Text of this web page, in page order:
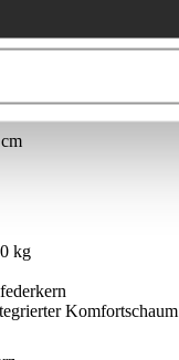
kg
Komfortschaum